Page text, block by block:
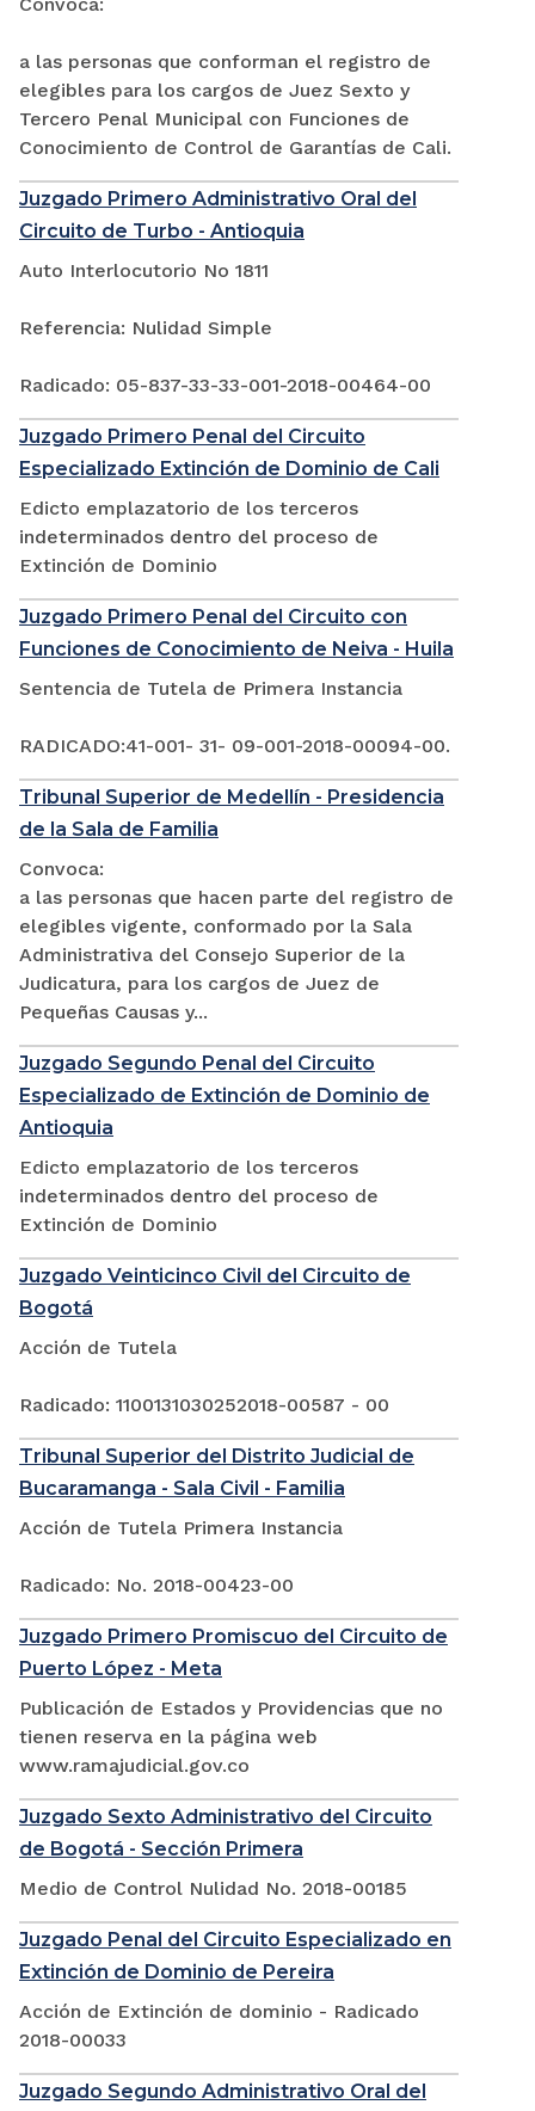
a las personas que conforman el registro de
elegibles para los cargos de Juez Sexto y
Tercero Penal Municipal con Funciones de
Conocimiento de Control de Garantías de Cali.
Juzgado Primero Administrativo Oral del
Circuito de Turbo - Antioquia
Auto Interlocutorio No 1811
Referencia: Nulidad Simple
Radicado: 05-837-33-33-001-2018-00464-00
Juzgado Primero Penal del Circuito
Especializado Extinción de Dominio de Cali
Edicto emplazatorio de los terceros
indeterminados dentro del proceso de
Extinción de Dominio
Juzgado Primero Penal del Circuito con
Funciones de Conocimiento de Neiva - Huila
Sentencia de Tutela de Primera Instancia
RADICADO:41-001- 31- 09-001-2018-00094-00.
Tribunal Superior de Medellín - Presidencia
de la Sala de Familia
Convoca:
a las personas que hacen parte del registro de
elegibles vigente, conformado por la Sala
Administrativa del Consejo Superior de la
Judicatura, para los cargos de Juez de
Pequeñas Causas y...
Juzgado Segundo Penal del Circuito
Especializado de Extinción de Dominio de
Antioquia
Edicto emplazatorio de los terceros
indeterminados dentro del proceso de
Extinción de Dominio
Juzgado Veinticinco Civil del Circuito de
Bogotá
Acción de Tutela
Radicado: 1100131030252018-00587 - 00
Tribunal Superior del Distrito Judicial de
Bucaramanga - Sala Civil - Familia
Acción de Tutela Primera Instancia
Radicado: No. 2018-00423-00
Juzgado Primero Promiscuo del Circuito de
Puerto López - Meta
Publicación de Estados y Providencias que no
tienen reserva en la página web
www.ramajudicial.gov.co
Juzgado Sexto Administrativo del Circuito
de Bogotá - Sección Primera
Medio de Control Nulidad No. 2018-00185
Juzgado Penal del Circuito Especializado en
Extinción de Dominio de Pereira
Acción de Extinción de dominio - Radicado
2018-00033
Juzgado Segundo Administrativo Oral del